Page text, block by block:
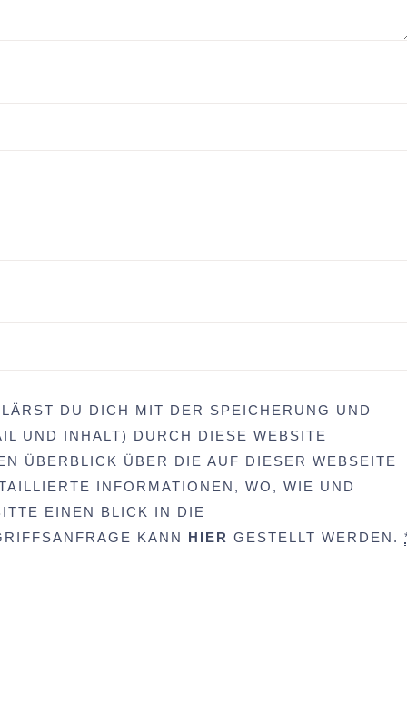
DU DICH MIT DER SPEICHERUNG UND
UND INHALT) DURCH DIESE WEBSITE
ÜBERBLICK ÜBER DIE AUF DIESER WEBSEITE
INFORMATIONEN, WO, WIE UND
EINEN BLICK IN DIE
KANN HIER GESTELLT WERDEN.